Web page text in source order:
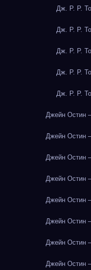
Дж. Р. Р.
Дж. Р. Р.
Дж. Р. Р.
Дж. Р. Р.
Дж. Р. Р.
Джейн Остин
Джейн Остин
Джейн Остин
Джейн Остин
Джейн Остин
Джейн Остин
Джейн Остин
Джейн Остин